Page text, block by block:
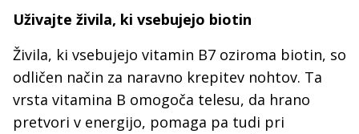
Uživajte živila, ki vsebujejo biotin
Živila, ki vsebujejo vitamin B7 oziroma biotin, so
odličen način za naravno krepitev nohtov. Ta
vrsta vitamina B omogoča telesu, da hrano
pretvori v energijo, pomaga pa tudi pri